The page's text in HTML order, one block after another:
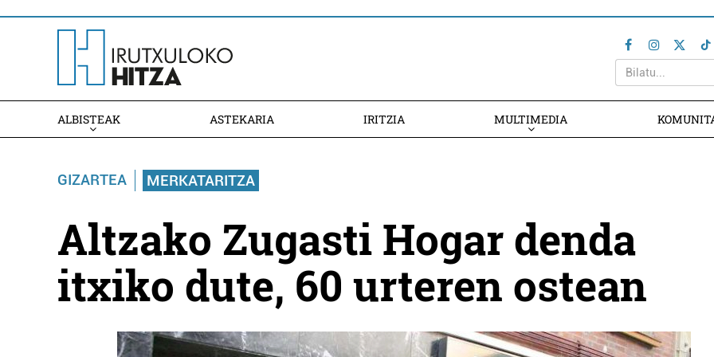
ALBISTEAK ASTEKARIA IRITZIA MULTIMEDIA
GIZARTEA MERKATARITZA
Altzako Zugasti Hogar denda
itxiko dute, 60 urteren ostean